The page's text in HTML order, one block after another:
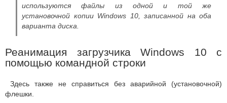
используются файлы из одной и той же
установочной копии Windows 10, записанной на оба
варианта диска.
Реанимация загрузчика Windows 10 с
помощью командной строки
Здесь также не справиться без аварийной (установочной)
флешки.